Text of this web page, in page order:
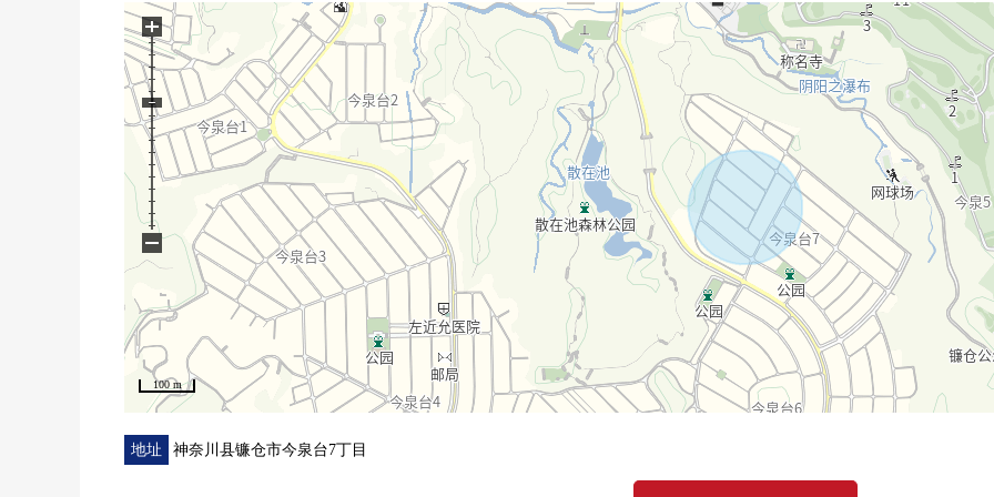
▼周边环境
・最近车站周围超市，医院，商业设施，饮食店
是有一如既往的商店街，大量拥有生活便利性的区域
・步行圈有公园以及徒步旅行路线
■ 在找想要的家方面给予帮助的━━━━━・・・
房源的详细、需讨论是如有意向，请跟我们联系。
100 m
+
−
地址 神奈川县镰仓市今泉台7丁目